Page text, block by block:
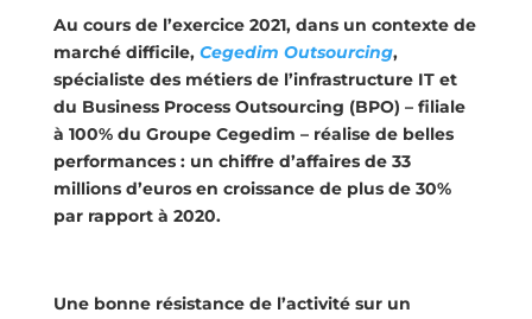
Au cours de l’exercice 2021, dans un contexte de
marché difficile, Cegedim Outsourcing,
spécialiste des métiers de l’infrastructure IT et
du Business Process Outsourcing (BPO) – filiale
à 100% du Groupe Cegedim – réalise de belles
performances : un chiffre d’affaires de 33
millions d’euros en croissance de plus de 30%
par rapport à 2020.
Une bonne résistance de l’activité sur un